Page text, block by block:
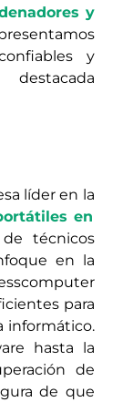
y
y
destacada
líder en la
en
técnicos
en la
para
informático.
hasta la
de
de que